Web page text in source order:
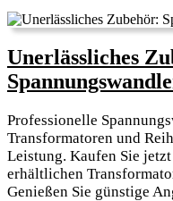
Unerlässliches
Professionelle
Transformatoren und
Leistung. Kaufen Sie
erhältlichen
Genießen Sie günstige